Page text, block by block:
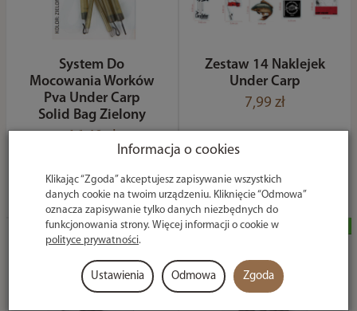
System Do
Mocowania Worków
Pva Under Carp
Solid Bag Zielony
Do koszyka
Zestaw 14 Naklejek
Under Carp
7,99 zł
Do koszyka
Informacja o cookies
Klikając “Zgoda” akceptujesz zapisywanie wszystkich
danych cookie na twoim urządzeniu. Kliknięcie “Odmowa”
oznacza zapisywanie tylko danych niezbędnych do
funkcjonowania strony. Więcej informacji o cookie w
polityce prywatności.
Ustawienia Odmowa Zgoda